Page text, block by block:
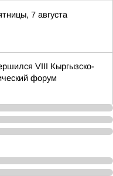
7 августа
VIII Кыргызско-
форум